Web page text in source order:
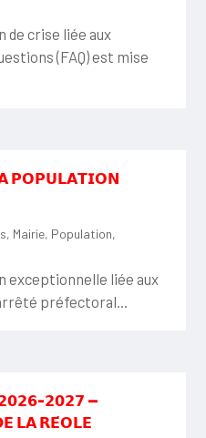
de crise liée aux
(FAQ) est mise
𝗣𝗢𝗣𝗨𝗟𝗔𝗧𝗜𝗢𝗡
, Mairie, Population,
exceptionnelle liée aux
préfectoral...
𝟮𝟬𝟮𝟳 —
𝗟𝗔 𝗥𝗘́𝗢𝗟𝗘